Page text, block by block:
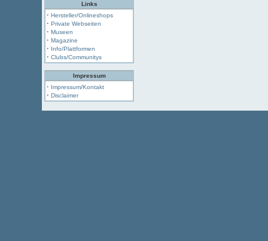
Links
· Hersteller/Onlineshops
· Private Webseiten
· Museen
· Magazine
· Info/Plattformen
· Clubs/Communitys
Impressum
· Impressum/Kontakt
· Disclaimer